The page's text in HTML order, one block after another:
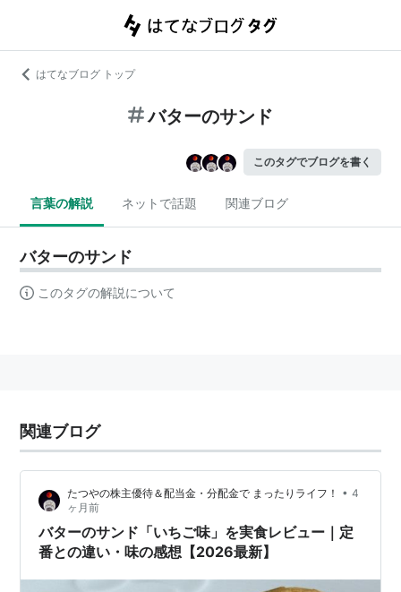
はてなブログ トップ
バターのサンド
このタグでブログを書く
言葉の解説 ネットで話題 関連ブログ
バターのサンド
このタグの解説について
関連ブログ
たつやの株主優待＆配当金・分配金で まったりライフ！ • 4
ヶ月前
バターのサンド「いちご味」を実食レビュー｜定
番との違い・味の感想【2026最新】